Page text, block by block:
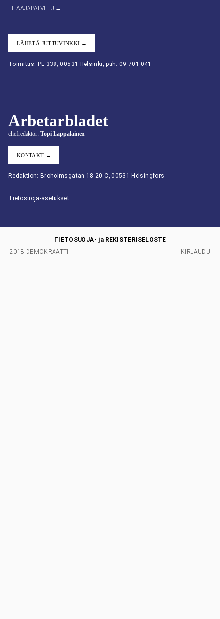
TILAAJAPALVELU →
LÄHETÄ JUTTUVINKKI →
Toimitus: PL 338, 00531 Helsinki, puh. 09 701 041
Arbetarbladet
chefredaktör: Topi Lappalainen
KONTAKT →
Redaktion: Broholmsgatan 18-20 C, 00531 Helsingfors
Tietosuoja-asetukset
2018 DEMOKRAATTI
TIETOSUOJA- ja REKISTERISELOSTE
KIRJAUDU